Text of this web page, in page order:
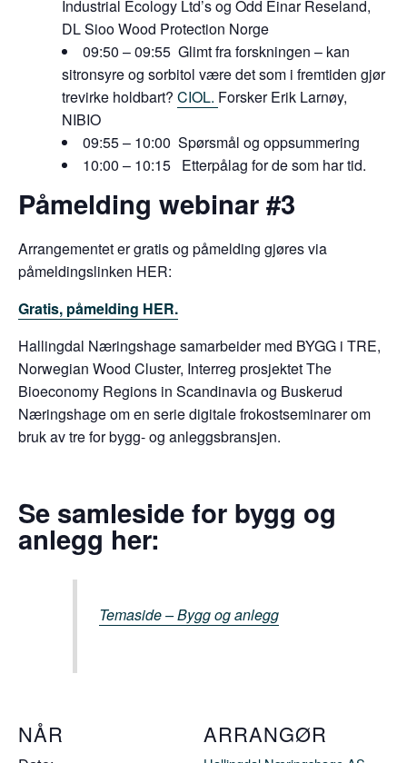
Industrial Ecology Ltd’s og Odd Einar Reseland,
DL Sioo Wood Protection Norge
09:50 – 09:55 Glimt fra forskningen – kan
sitronsyre og sorbitol være det som i fremtiden gjør
trevirke holdbart? CIOL. Forsker Erik Larnøy,
NIBIO
09:55 – 10:00 Spørsmål og oppsummering
10:00 – 10:15 Etterpålag for de som har tid.
Påmelding webinar #3
Arrangementet er gratis og påmelding gjøres via
påmeldingslinken HER:
Gratis, påmelding HER.
Hallingdal Næringshage samarbeider med BYGG i TRE,
Norwegian Wood Cluster, Interreg prosjektet The
Bioeconomy Regions in Scandinavia og Buskerud
Næringshage om en serie digitale frokostseminarer om
bruk av tre for bygg- og anleggsbransjen.
Se samleside for bygg og
anlegg her:
Temaside – Bygg og anlegg
NÅR ARRANGØR